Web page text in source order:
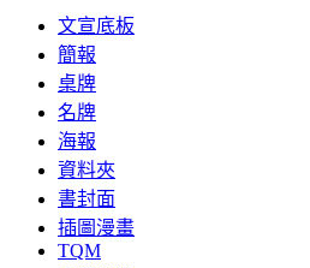
文宣底板
簡報
桌牌
名牌
海報
資料夾
書封面
插圖漫畫
TQM